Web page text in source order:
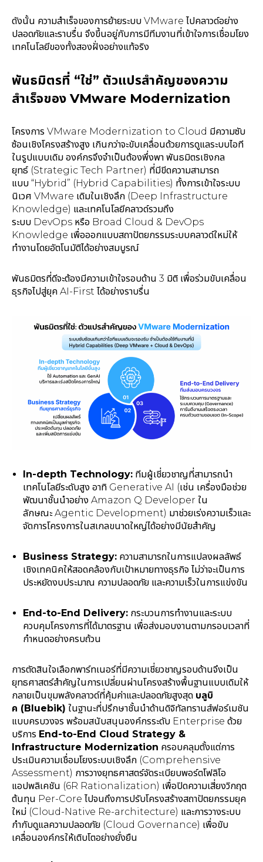
ดังนั้น ความสำเร็จของการย้ายระบบ VMware ไปคลาวด์อย่าง
ปลอดภัยและราบรื่น จึงขึ้นอยู่กับการมีทีมงานที่เข้าใจการเชื่อมโยง
เทคโนโลยีของทั้งสองฝั่งอย่างแท้จริง
พันธมิตรที่ “ใช่” ตัวแปรสำคัญของความ
สำเร็จของ VMware Modernization
โครงการ VMware Modernization to Cloud มีความซับ
ซ้อนเชิงโครงสร้างสูง เกินกว่าจะขับเคลื่อนด้วยการดูแลระบบไอที
ในรูปแบบเดิม องค์กรจึงจำเป็นต้องพึ่งพา พันธมิตรเชิงกล
ยุทธ์ (Strategic Tech Partner) ที่มีขีดความสามารถ
แบบ “Hybrid” (Hybrid Capabilities) ทั้งการเข้าใจระบบ
นิเวศ VMware เดิมในเชิงลึก (Deep Infrastructure
Knowledge) และเทคโนโลยีคลาวด์รวมถึง
ระบบ DevOps หรือ Broad Cloud & DevOps
Knowledge เพื่อออกแบบสถาปัตยกรรมระบบคลาวด์ใหม่ให้
ทำงานโดยอัตโนมัติได้อย่างสมบูรณ์
พันธมิตรที่ดีจะต้องมีความเข้าใจรอบด้าน 3 มิติ เพื่อร่วมขับเคลื่อน
ธุรกิจไปสู่ยุค AI-First ได้อย่างราบรื่น
In-depth Technology: ทีมผู้เชี่ยวชาญที่สามารถนำ
เทคโนโลยีระดับสูง อาทิ Generative AI (เช่น เครื่องมือช่วย
พัฒนาชั้นนำอย่าง Amazon Q Developer ใน
ลักษณะ Agentic Development) มาช่วยเร่งความเร็วและ
จัดการโครงการในสเกลขนาดใหญ่ได้อย่างมีนัยสำคัญ
Business Strategy: ความสามารถในการแปลงผลลัพธ์
เชิงเทคนิคให้สอดคล้องกับเป้าหมายทางธุรกิจ ไม่ว่าจะเป็นการ
ประหยัดงบประมาณ ความปลอดภัย และความเร็วในการแข่งขัน
End-to-End Delivery: กระบวนการทำงานและระบบ
ควบคุมโครงการที่ได้มาตรฐาน เพื่อส่งมอบงานตามกรอบเวลาที่
กำหนดอย่างครบถ้วน
การตัดสินใจเลือกพาร์ทเนอร์ที่มีความเชี่ยวชาญรอบด้านจึงเป็น
ยุทธศาสตร์สำคัญในการเปลี่ยนผ่านโครงสร้างพื้นฐานแบบเดิมให้
กลายเป็นขุมพลังคลาวด์ที่คุ้มค่าและปลอดภัยสูงสุด บลูบิ
ค (Bluebik) ในฐานะที่ปรึกษาชั้นนำด้านดิจิทัลทรานส์ฟอร์เมชัน
แบบครบวงจร พร้อมสนับสนุนองค์กรระดับ Enterprise ด้วย
บริการ End-to-End Cloud Strategy &
Infrastructure Modernization ครอบคลุมตั้งแต่การ
ประเมินความเชื่อมโยงระบบเชิงลึก (Comprehensive
Assessment) การวางยุทธศาสตร์จัดระเบียบพอร์ตโฟลิโอ
แอปพลิเคชัน (6R Rationalization) เพื่อปิดความเสี่ยงวิกฤต
ต้นทุน Per-Core ไปจนถึงการปรับโครงสร้างสถาปัตยกรรมยุค
ใหม่ (Cloud-Native Re-architecture) และการวางระบบ
กำกับดูแลความปลอดภัย (Cloud Governance) เพื่อขับ
เคลื่อนองค์กรให้เติบโตอย่างยั่งยืน